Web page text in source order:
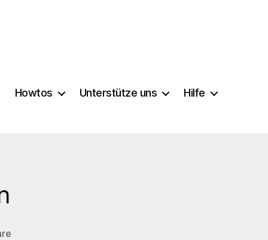
Howtos Unterstütze uns
Hilfe
zu